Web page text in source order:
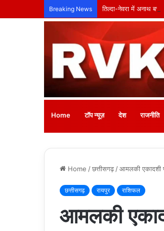
Breaking News तिल्दा-नेवरा में अनाथ
Home टॉप न्यूज़ देश राजनीति
Home /छत्तीसगढ़ /आमलकी एकादशी
छत्तीसगढ़ रायपुर राशिफल
आमलकी